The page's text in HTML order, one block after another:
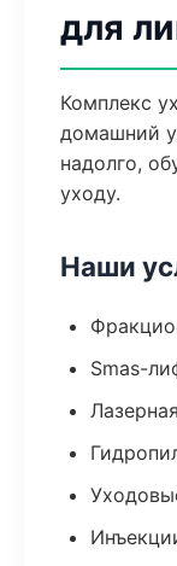
для
Комплекс
домашний
надолго,
уходу.
Наши
Smas-